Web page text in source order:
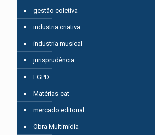
gestão coletiva
industria criativa
industria musical
jurisprudência
LGPD
Matérias-cat
mercado editorial
Obra Multimídia